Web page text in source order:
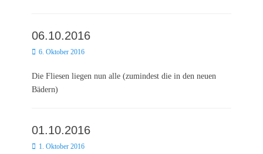
06.10.2016
Posted
6. Oktober 2016
Die Fliesen liegen nun alle (zumindest die in den neuen
Bädern)
01.10.2016
Posted
1. Oktober 2016